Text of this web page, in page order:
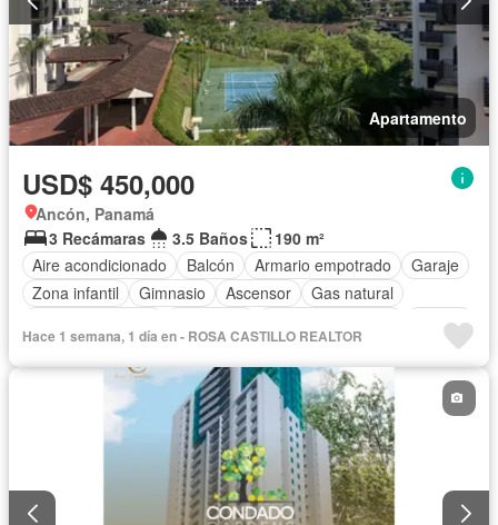
Apartamento
USD$ 450,000
Ancón, Panamá
3 Recámaras
3.5 Baños
190 m²
Aire acondicionado
Balcón Armario empotrado
Garaje
Zona infantil
Gimnasio Ascensor
Gas natural
Piscina
Cancha de tenis
Hace 1 semana, 1 día en - ROSA CASTILLO REALTOR